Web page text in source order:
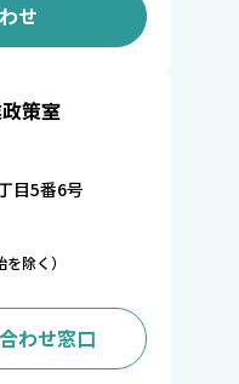
せ
策室
目5番6号
除く）
わせ窓口